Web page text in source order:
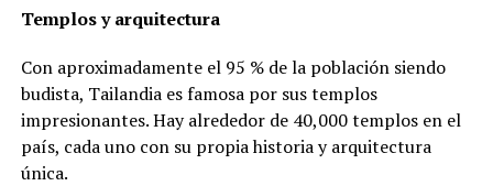
Templos y arquitectura
Con aproximadamente el 95 % de la población siendo
budista, Tailandia es famosa por sus templos
impresionantes. Hay alrededor de 40,000 templos en el
país, cada uno con su propia historia y arquitectura
única.